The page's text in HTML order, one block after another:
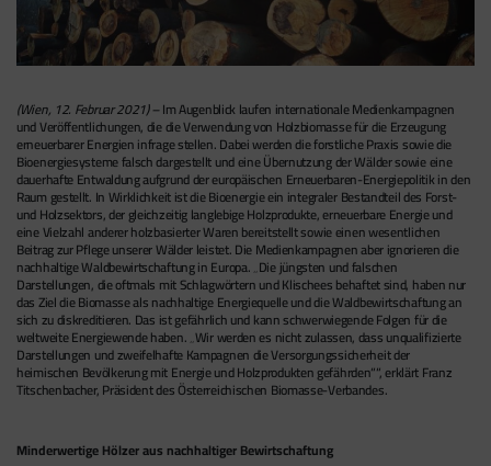
(Wien, 12. Februar 2021) –Im Augenblick laufen internationale Medienkampagnen
und Veröffentlichungen, die die Verwendung von Holzbiomasse für die Erzeugung
erneuerbarer Energien infrage stellen. Dabei werden die forstliche Praxis sowie die
Bioenergiesysteme falsch dargestellt und eine Übernutzung der Wälder sowie eine
dauerhafte Entwaldung aufgrund der europäischen Erneuerbaren-Energiepolitik in den
Raum gestellt. In Wirklichkeit ist die Bioenergie ein integraler Bestandteil des Forst-
und Holzsektors, der gleichzeitig langlebige Holzprodukte, erneuerbare Energie und
eine Vielzahl anderer holzbasierter Waren bereitstellt sowie einen wesentlichen
Beitrag zur Pflege unserer Wälder leistet. Die Medienkampagnen aber ignorieren die
nachhaltige Waldbewirtschaftung in Europa. „Die jüngsten und falschen
Darstellungen, die oftmals mit Schlagwörtern und Klischees behaftet sind, haben nur
das Ziel die Biomasse als nachhaltige Energiequelle und die Waldbewirtschaftung an
sich zu diskreditieren. Das ist gefährlich und kann schwerwiegende Folgen für die
weltweite Energiewende haben. Wir werden es nicht zulassen, dass unqualifizierte
Darstellungen und zweifelhafte Kampagnen die Versorgungssicherheit der
heimischen Bevölkerung mit Energie und Holzprodukten gefährden “, erklärt Franz
Titschenbacher, Präsident des Österreichischen Biomasse-Verbandes.
Minderwertige Hölzer aus nachhaltiger Bewirtschaftung